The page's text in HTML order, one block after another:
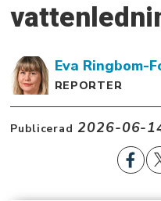
Eva Ringbom-
REPORTER
Publicerad 2026-06-